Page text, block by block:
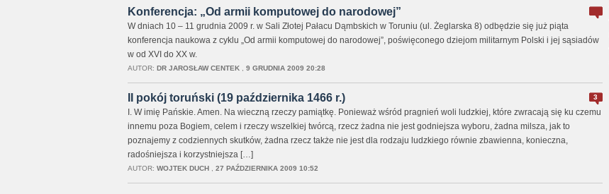
Konferencja: „Od armii komputowej do narodowej”
W dniach 10 – 11 grudnia 2009 r. w Sali Złotej Pałacu Dąmbskich w Toruniu (ul. Żeglarska 8) odbędzie się już piąta
konferencja naukowa z cyklu „Od armii komputowej do narodowej”, poświęconego dziejom militarnym Polski i jej sąsiadów
w od XVI do XX w.
AUTOR: DR JAROSŁAW CENTEK, 9 GRUDNIA 2009 20:28
3
II pokój toruński (19 października 1466 r.)
I. W imię Pańskie. Amen. Na wieczną rzeczy pamiątkę. Ponieważ wśród pragnień woli ludzkiej, które zwracają się ku czemu
innemu poza Bogiem, celem i rzeczy wszelkiej twórcą, rzecz żadna nie jest godniejsza wyboru, żadna milsza, jak to
poznajemy z codziennych skutków, żadna rzecz także nie jest dla rodzaju ludzkiego równie zbawienna, konieczna,
radośniejsza i korzystniejsza […]
AUTOR: WOJTEK DUCH, 27 PAŹDZIERNIKA 2009 10:52